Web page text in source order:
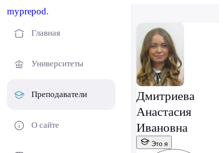
myprepod.
Главная
Университеты
Преподаватели
О сайте
Дмитриева
Анастасия
Ивановна
Это я